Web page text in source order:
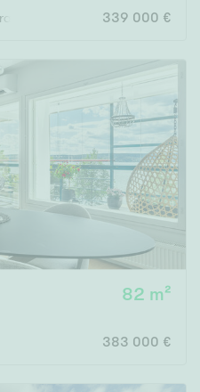
+ poreamme339 000 €
82 m²
383 000 €